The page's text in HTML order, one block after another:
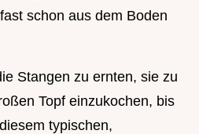
schon aus dem Boden
Stangen zu ernten, sie zu
Topf einzukochen, bis
typischen,